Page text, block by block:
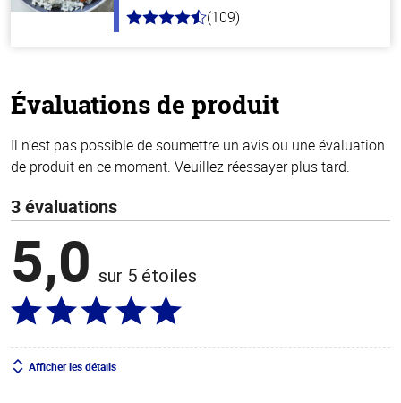
4.3
(109)
Évaluations de produit
Il n’est pas possible de soumettre un avis ou une évaluation
de produit en ce moment. Veuillez réessayer plus tard.
3 évaluations
5,0 sur 5 étoiles
Afficher les détails